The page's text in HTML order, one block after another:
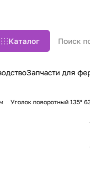
Каталог
Запчасти для
Уголок поворотный 135°